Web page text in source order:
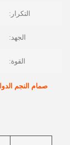
التكرار:
الجهد:
القوة: